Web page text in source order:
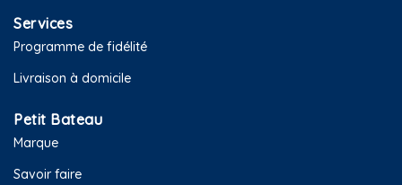
Services
Programme de fidélité
Livraison à domicile
Petit Bateau
Marque
Savoir faire